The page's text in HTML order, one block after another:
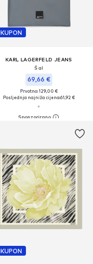
KUPON
KARL LAGERFELD JEANS
Šal
69,66 €
Prvotno: 129,00 €
Posljednja najniža cijena:61,92 €
KUPON